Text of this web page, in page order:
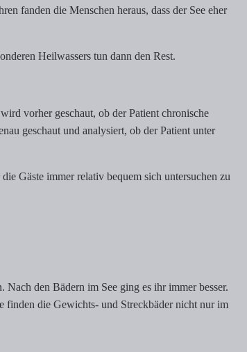
fanden die Menschen heraus, dass der See eher
Heilwassers tun dann den Rest.
vorher geschaut, ob der Patient chronische
geschaut und analysiert, ob der Patient unter
Gäste immer relativ bequem sich untersuchen zu
den Bädern im See ging es ihr immer besser.
finden die Gewichts- und Streckbäder nicht nur im